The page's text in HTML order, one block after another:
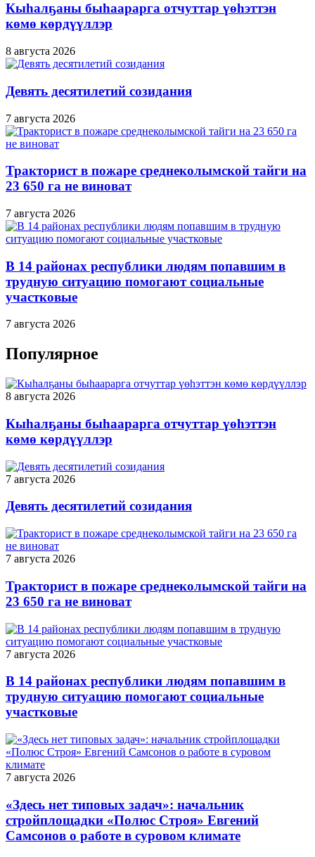
Кыһалҕаны быһаарарга отчуттар үөһэттэн
көмө көрдүүллэр
8 августа 2026
Девять десятилетий созидания
7 августа 2026
Тракторист в пожаре среднеколымской тайги на
23 650 га не виноват
7 августа 2026
В 14 районах республики людям попавшим в
трудную ситуацию помогают социальные
участковые
7 августа 2026
Популярное
8 августа 2026
Кыһалҕаны быһаарарга отчуттар үөһэттэн
көмө көрдүүллэр
7 августа 2026
Девять десятилетий созидания
7 августа 2026
Тракторист в пожаре среднеколымской тайги на
23 650 га не виноват
7 августа 2026
В 14 районах республики людям попавшим в
трудную ситуацию помогают социальные
участковые
7 августа 2026
«Здесь нет типовых задач»: начальник
стройплощадки «Полюс Строя» Евгений
Самсонов о работе в суровом климате